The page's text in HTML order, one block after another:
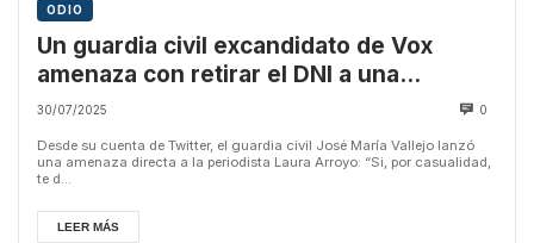
ODIO
Un guardia civil excandidato de Vox
amenaza con retirar el DNI a una
Periodista
30/07/2025 0
Desde su cuenta de Twitter, el guardia civil José María Vallejo lanzó
una amenaza directa a la periodista Laura Arroyo: “Si, por casualidad,
te d...
LEER MÁS